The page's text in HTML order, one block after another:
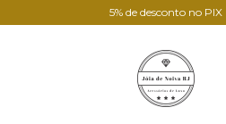
5% de desconto no PIX